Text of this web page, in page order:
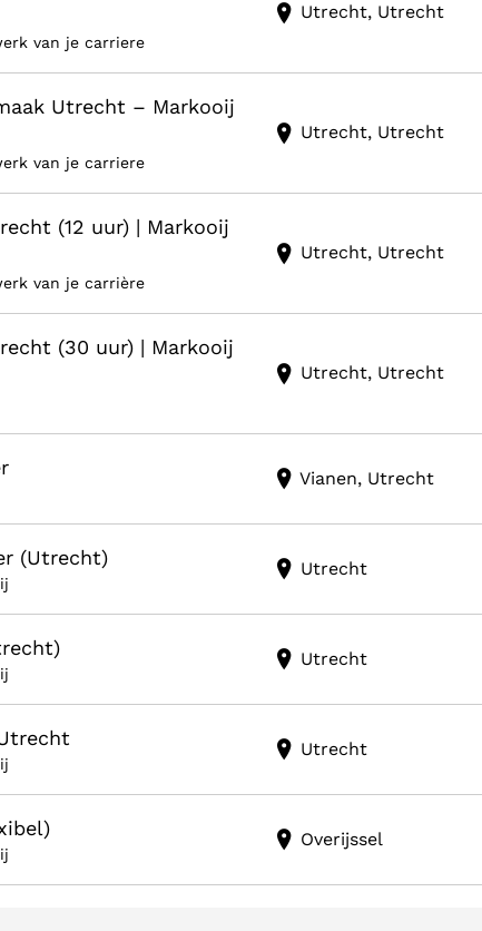
van je carriere
Utrecht, Utrecht
Utrecht – Markooij
van je carriere
Utrecht, Utrecht
(12 uur) | Markooij
van je carrière
Utrecht, Utrecht
(30 uur) | Markooij
Utrecht, Utrecht
Vianen, Utrecht
(Utrecht) Utrecht
Utrecht
Utrecht
Overijssel